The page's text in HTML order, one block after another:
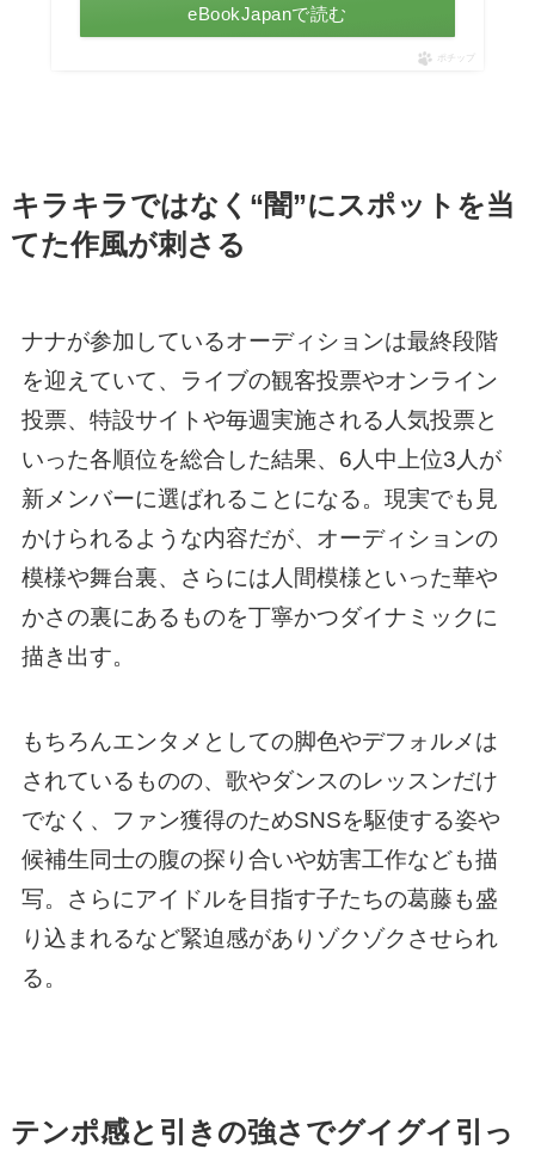
eBookJapanで読む
ポチップ
キラキラではなく“闇”にスポットを当
てた作風が刺さる
ナナが参加しているオーディションは最終段階
を迎えていて、ライブの観客投票やオンライン
投票、特設サイトや毎週実施される人気投票と
いった各順位を総合した結果、6人中上位3人が
新メンバーに選ばれることになる。現実でも見
かけられるような内容だが、オーディションの
模様や舞台裏、さらには人間模様といった華や
かさの裏にあるものを丁寧かつダイナミックに
描き出す。
もちろんエンタメとしての脚色やデフォルメは
されているものの、歌やダンスのレッスンだけ
でなく、ファン獲得のためSNSを駆使する姿や
候補生同士の腹の探り合いや妨害工作なども描
写。さらにアイドルを目指す子たちの葛藤も盛
り込まれるなど緊迫感がありゾクゾクさせられ
る。
テンポ感と引きの強さでグイグイ引っ